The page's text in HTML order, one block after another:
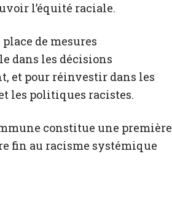
l’équité raciale.
de mesures
dans les décisions
et pour réinvestir dans les
les politiques racistes.
constitue une première
fin au racisme systémique